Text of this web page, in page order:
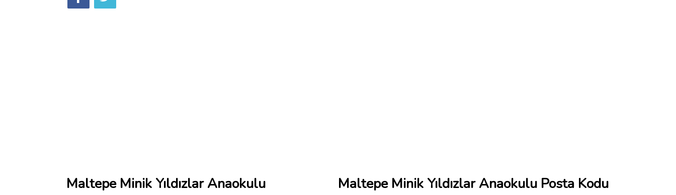
Maltepe Minik Yıldızlar Anaokulu
Maltepe Minik Yıldızlar Anaokulu Posta Kodu